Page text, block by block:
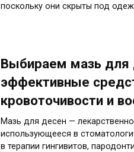
поскольку они скрыты под
Выбираем мазь для
эффективные
кровоточивости и
Мазь для десен —
использующееся в
в терапии гингивитов,